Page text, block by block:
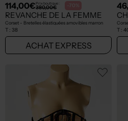
114,00€Prix boutique :
380,00€ -70%
REVANCHE DE LA FEMME
Corset - Bretelles élastiquées amovibles marron
T : 38
ACHAT EXPRESS
T :